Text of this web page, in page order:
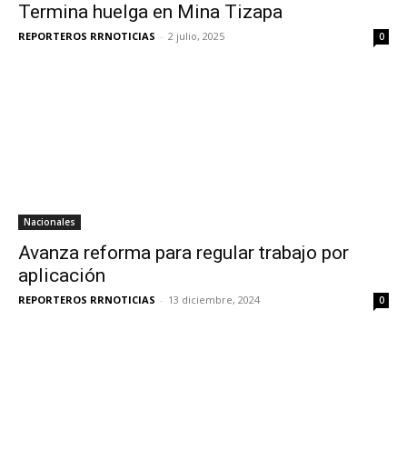
Termina huelga en Mina Tizapa
REPORTEROS RRNOTICIAS - 2 julio, 2025 0
Nacionales
Avanza reforma para regular trabajo por
aplicación
REPORTEROS RRNOTICIAS - 13 diciembre, 2024 0